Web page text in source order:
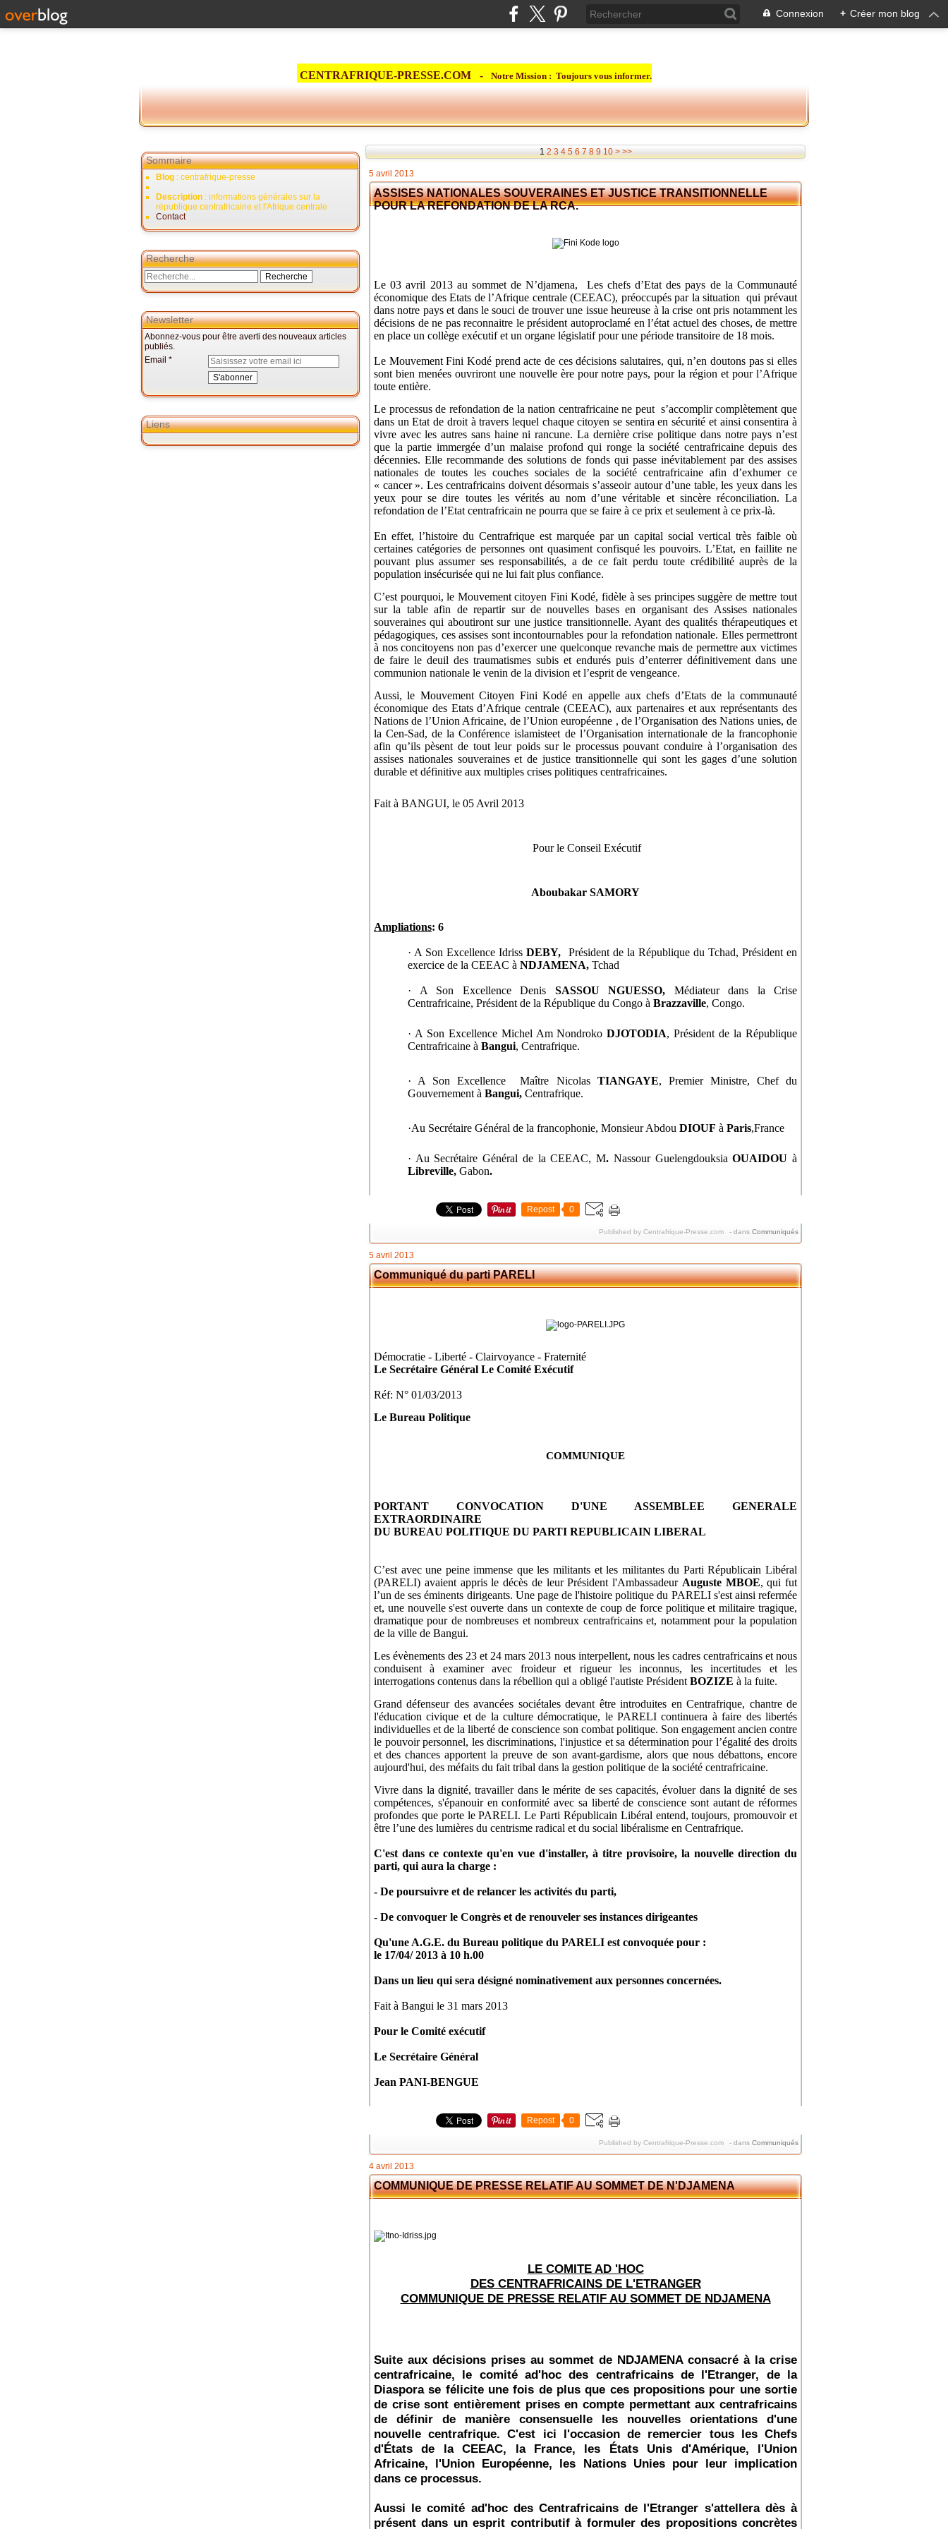
Connexion + Créer mon blog
CENTRAFRIQUE-PRESSE.COM - Notre Mission : Toujours vous informer.
Sommaire
Blog : centrafrique-presse
Description : informations générales sur la
république centrafricaine et l'Afrique centrale
Contact
Recherche
Newsletter
Abonnez-vous pour être averti des nouveaux articles
publiés.
Email
Liens
1 2 3 4 5 6 7 8 9 10 > >>
5 avril 2013
ASSISES NATIONALES SOUVERAINES ET JUSTICE TRANSITIONNELLE
POUR LA REFONDATION DE LA RCA.
Le 03 avril 2013 au sommet de N’djamena, Les chefs d’Etat des pays de la Communauté
économique des Etats de l’Afrique centrale (CEEAC), préoccupés par la situation qui prévaut
dans notre pays et dans le souci de trouver une issue heureuse à la crise ont pris notamment les
décisions de ne pas reconnaitre le président autoproclamé en l’état actuel des choses, de mettre
en place un collège exécutif et un organe législatif pour une période transitoire de 18 mois.
Le Mouvement Fini Kodé prend acte de ces décisions salutaires, qui, n’en doutons pas si elles
sont bien menées ouvriront une nouvelle ère pour notre pays, pour la région et pour l’Afrique
toute entière.
Le processus de refondation de la nation centrafricaine ne peut s’accomplir complètement que
dans un Etat de droit à travers lequel chaque citoyen se sentira en sécurité et ainsi consentira à
vivre avec les autres sans haine ni rancune. La dernière crise politique dans notre pays n’est
que la partie immergée d’un malaise profond qui ronge la société centrafricaine depuis des
décennies. Elle recommande des solutions de fonds qui passe inévitablement par des assises
nationales de toutes les couches sociales de la société centrafricaine afin d’exhumer ce
« cancer ». Les centrafricains doivent désormais s’asseoir autour d’une table, les yeux dans les
yeux pour se dire toutes les vérités au nom d’une véritable et sincère réconciliation. La
refondation de l’Etat centrafricain ne pourra que se faire à ce prix et seulement à ce prix-là.
En effet, l’histoire du Centrafrique est marquée par un capital social vertical très faible où
certaines catégories de personnes ont quasiment confisqué les pouvoirs. L’Etat, en faillite ne
pouvant plus assumer ses responsabilités, a de ce fait perdu toute crédibilité auprès de la
population insécurisée qui ne lui fait plus confiance.
C’est pourquoi, le Mouvement citoyen Fini Kodé, fidèle à ses principes suggère de mettre tout
sur la table afin de repartir sur de nouvelles bases en organisant des Assises nationales
souveraines qui aboutiront sur une justice transitionnelle. Ayant des qualités thérapeutiques et
pédagogiques, ces assises sont incontournables pour la refondation nationale. Elles permettront
à nos concitoyens non pas d’exercer une quelconque revanche mais de permettre aux victimes
de faire le deuil des traumatismes subis et endurés puis d’enterrer définitivement dans une
communion nationale le venin de la division et l’esprit de vengeance.
Aussi, le Mouvement Citoyen Fini Kodé en appelle aux chefs d’Etats de la communauté
économique des Etats d’Afrique centrale (CEEAC), aux partenaires et aux représentants des
Nations de l’Union Africaine, de l’Union européenne , de l’Organisation des Nations unies, de
la Cen-Sad, de la Conférence islamisteet de l’Organisation internationale de la francophonie
afin qu’ils pèsent de tout leur poids sur le processus pouvant conduire à l’organisation des
assises nationales souveraines et de justice transitionnelle qui sont les gages d’une solution
durable et définitive aux multiples crises politiques centrafricaines.
Fait à BANGUI, le 05 Avril 2013
Pour le Conseil Exécutif
Aboubakar SAMORY
Ampliations: 6
· A Son Excellence Idriss DEBY, Président de la République du Tchad, Président en
exercice de la CEEAC à NDJAMENA, Tchad
· A Son Excellence Denis SASSOU NGUESSO,
Médiateur dans la Crise
Centrafricaine, Président de la République du Congo à Brazzaville, Congo.
· A Son Excellence Michel Am Nondroko DJOTODIA, Président de la République
Centrafricaine à Bangui, Centrafrique.
· A Son Excellence Maître Nicolas TIANGAYE, Premier Ministre, Chef du
Gouvernement à Bangui, Centrafrique.
·Au Secrétaire Général de la francophonie, Monsieur Abdou DIOUF à Paris,France
· Au Secrétaire Général de la CEEAC, M. Nassour GuelengdouksiaOUAIDOU à
Libreville, Gabon.
Repost 0
Published by Centrafrique-Presse.com - dans Communiqués
5 avril 2013
Communiqué du parti PARELI
Démocratie - Liberté - Clairvoyance - Fraternité
Le Secrétaire Général Le Comité Exécutif
Réf: N° 01/03/2013
Le Bureau Politique
COMMUNIQUE
PORTANT CONVOCATION D'UNE ASSEMBLEE GENERALE
EXTRAORDINAIRE
DU BUREAU POLITIQUE DU PARTI REPUBLICAIN LIBERAL
C’est avec une peine immense que les militants et les militantes du Parti Républicain Libéral
(PARELI) avaient appris le décès de leur Président l'Ambassadeur Auguste MBOE, qui fut
l’un de ses éminents dirigeants. Une page de l'histoire politique du PARELI s'est ainsi refermée
et, une nouvelle s'est ouverte dans un contexte de coup de force politique et militaire tragique,
dramatique pour de nombreuses et nombreux centrafricains et, notamment pour la population
de la ville de Bangui.
Les évènements des 23 et 24 mars 2013 nous interpellent, nous les cadres centrafricains et nous
conduisent à examiner avec froideur et rigueur les inconnus, les incertitudes et les
interrogations contenus dans la rébellion qui a obligé l'autiste Président BOZIZE à la fuite.
Grand défenseur des avancées sociétales devant être introduites en Centrafrique, chantre de
l'éducation civique et de la culture démocratique, le PARELI continuera à faire des libertés
individuelles et de la liberté de conscience son combat politique. Son engagement ancien contre
le pouvoir personnel, les discriminations, l'injustice et sa détermination pour l’égalité des droits
et des chances apportent la preuve de son avant-gardisme, alors que nous débattons, encore
aujourd'hui, des méfaits du fait tribal dans la gestion politique de la société centrafricaine.
Vivre dans la dignité, travailler dans le mérite de ses capacités, évoluer dans la dignité de ses
compétences, s'épanouir en conformité avec sa liberté de conscience sont autant de réformes
profondes que porte le PARELI. Le Parti Républicain Libéral entend, toujours, promouvoir et
être l’une des lumières du centrisme radical et du social libéralisme en Centrafrique.
C'est dans ce contexte qu'en vue d'installer, à titre provisoire, la nouvelle direction du
parti, qui aura la charge :
- De poursuivre et de relancer les activités du parti,
- De convoquer le Congrès et de renouveler ses instances dirigeantes
Qu'une A.G.E. du Bureau politique du PARELI est convoquée pour :
le 17/04/ 2013 à 10 h.00
Dans un lieu qui sera désigné nominativement aux personnes concernées.
Fait à Bangui le 31 mars 2013
Pour le Comité exécutif
Le Secrétaire Général
Jean PANI-BENGUE
Repost 0
Published by Centrafrique-Presse.com - dans Communiqués
4 avril 2013
COMMUNIQUE DE PRESSE RELATIF AU SOMMET DE N'DJAMENA
LE COMITE AD 'HOC
DES CENTRAFRICAINS DE L'ETRANGER
COMMUNIQUE DE PRESSE RELATIF AU SOMMET DE NDJAMENA
Suite aux décisions prises au sommet de NDJAMENA consacré à la crise
centrafricaine, le comité ad'hoc des centrafricains de l'Etranger, de la
Diaspora se félicite une fois de plus que ces propositions pour une sortie
de crise sont entièrement prises en compte permettant aux centrafricains
de définir de manière consensuelle les nouvelles orientations d'une
nouvelle centrafrique. C'est ici l'occasion de remercier tous les Chefs
d'États de la CEEAC, la France, les États Unis d'Amérique, l'Union
Africaine, l'Union Européenne, les Nations Unies pour leur implication
dans ce processus.
Aussi le comité ad'hoc des Centrafricains de l'Etranger s'attellera dès à
présent dans un esprit contributif à formuler des propositions concrètes